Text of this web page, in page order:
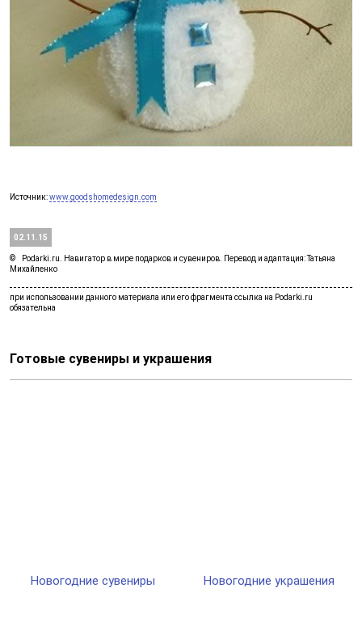
02.11.15
Podarki.ru. Навигатор в мире подарков и сувениров. Перевод и адаптация: Татьяна
Михайленко
Источник:www.goodshomedesign.com
Готовые сувениры и украшения
Новогодние сувениры Новогодние украшения